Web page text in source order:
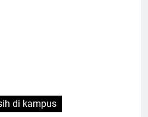
di kampus